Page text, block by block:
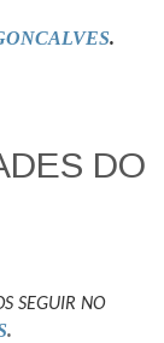
.
DO
SEGUIR NO
.